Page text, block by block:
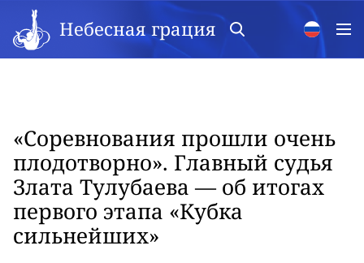
Небесная грация
«Соревнования прошли очень
плодотворно». Главный судья
Злата Тулубаева — об итогах
первого этапа «Кубка
сильнейших»